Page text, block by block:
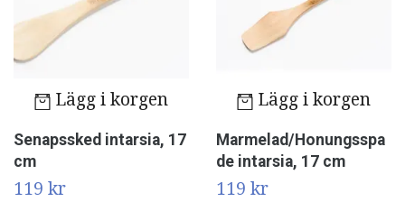
Lägg i korgen
Senapssked intarsia, 17
cm
119 kr
Lägg i korgen
Marmelad/Honungsspa
de intarsia, 17 cm
119 kr